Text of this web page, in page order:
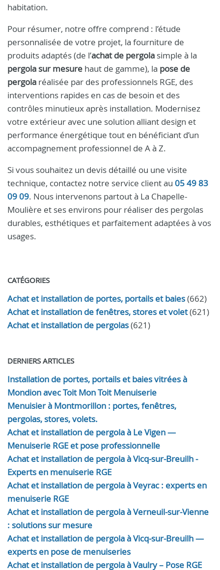
habitation.
Pour résumer, notre offre comprend : l’étude
personnalisée de votre projet, la fourniture de
produits adaptés (de l’achat de pergola simple à la
pergola sur mesure haut de gamme), la pose de
pergola réalisée par des professionnels RGE, des
interventions rapides en cas de besoin et des
contrôles minutieux après installation. Modernisez
votre extérieur avec une solution alliant design et
performance énergétique tout en bénéficiant d’un
accompagnement professionnel de A à Z.
Si vous souhaitez un devis détaillé ou une visite
technique, contactez notre service client au 05 49 83
09 09. Nous intervenons partout à La Chapelle-
Moulière et ses environs pour réaliser des pergolas
durables, esthétiques et parfaitement adaptées à vos
usages.
CATÉGORIES
Achat et installation de portes, portails et baies(662)
Achat et installation de fenêtres, stores et volet(621)
Achat et installation de pergolas(621)
DERNIERS ARTICLES
Installation de portes, portails et baies vitrées à
Mondion avec Toit Mon Toit Menuiserie
Menuisier à Montmorillon : portes, fenêtres,
pergolas, stores, volets.
Achat et installation de pergola à Le Vigen —
Menuiserie RGE et pose professionnelle
Achat et installation de pergola à Vicq-sur-Breuilh -
Experts en menuiserie RGE
Achat et installation de pergola à Veyrac : experts en
menuiserie RGE
Achat et installation de pergola à Verneuil-sur-Vienne
: solutions sur mesure
Achat et installation de pergola à Vicq-sur-Breuilh —
experts en pose de menuiseries
Achat et installation de pergola à Vaulry – Pose RGE